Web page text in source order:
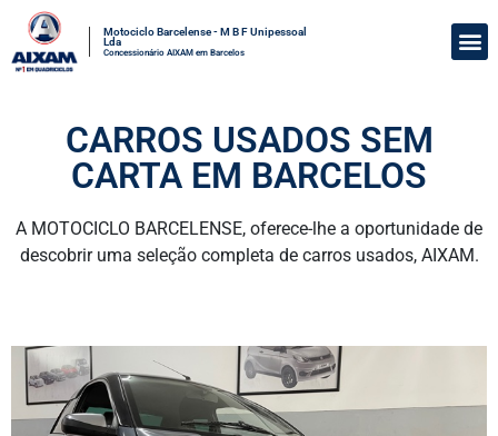
Motociclo Barcelense - M B F Unipessoal
Lda
Concessionário AIXAM em Barcelos
CARROS USADOS ​​SEM
CARTA EM BARCELOS
A MOTOCICLO BARCELENSE, oferece-lhe a oportunidade de
descobrir uma seleção completa de carros usados, AIXAM.